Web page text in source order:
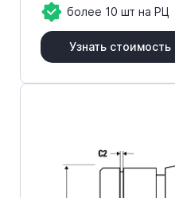
более 10 шт на РЦ
Узнать стоимость